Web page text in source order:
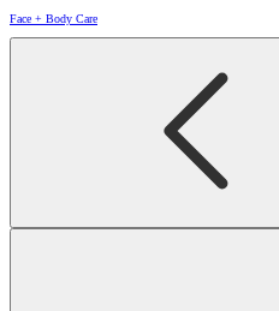
Face + Body Care